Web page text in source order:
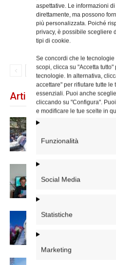
aspettative. Le informazioni
direttamente, ma possono
più personalizzata. Poiché
privacy, è possibile scegliere
tipi di cookie.
Se concordi che le
scopi, clicca su "Accetta tutto"
tecnologie. In alternativa,
accettare" per rifiutare tutte le
essenziali. Puoi anche
cliccando su "Configura".
e modificare le tue scelte in
Funzionalità
Social Media
Statistiche
Marketing
E’ entrato
il diacono
Articoli recenti
Spin Time: la
dell’Istituto
Dal 28 al 31